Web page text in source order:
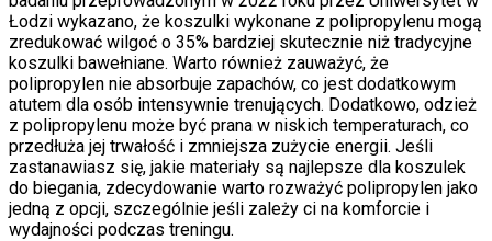
Łodzi wykazano, że koszulki wykonane z polipropylenu mogą
zredukować wilgoć o 35% bardziej skutecznie niż tradycyjne
koszulki bawełniane. Warto również zauważyć, że
polipropylen nie absorbuje zapachów, co jest dodatkowym
atutem dla osób intensywnie trenujących. Dodatkowo, odzież
z polipropylenu może być prana w niskich temperaturach, co
przedłuża jej trwałość i zmniejsza zużycie energii. Jeśli
zastanawiasz się, jakie materiały są najlepsze dla koszulek
do biegania, zdecydowanie warto rozważyć polipropylen jako
jedną z opcji, szczególnie jeśli zależy ci na komforcie i
wydajności podczas treningu.